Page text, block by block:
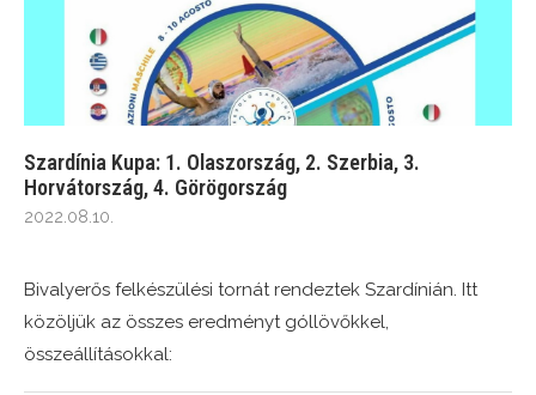
Szardínia Kupa: 1. Olaszország, 2. Szerbia, 3.
Horvátország, 4. Görögország
2022.08.10.
Bivalyerős felkészülési tornát rendeztek Szardínián. Itt
közöljük az összes eredményt góllövőkkel,
összeállításokkal: